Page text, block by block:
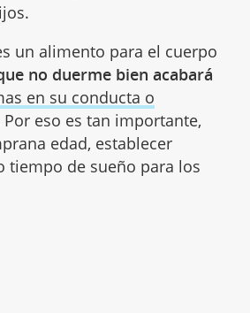
un alimento para el cuerpo
no duerme bien acabará
en su conducta o
Por eso es tan importante,
edad, establecer
tiempo de sueño para los